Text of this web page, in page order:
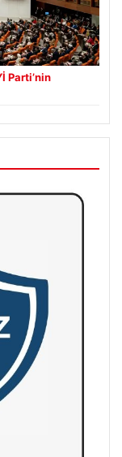
Parti’nin